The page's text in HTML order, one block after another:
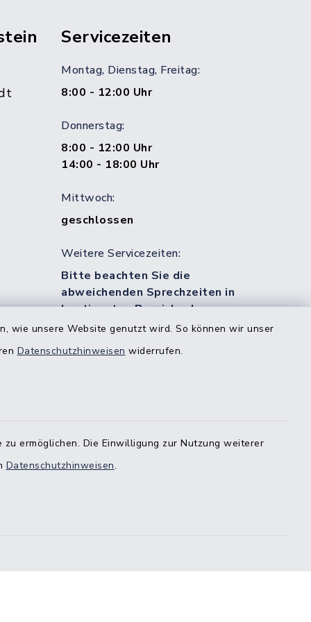
wie unsere Website genutzt wird. So können wir unser
Datenschutzhinweisen widerrufen.
ermöglichen. Die Einwilligung zur Nutzung weiterer
Datenschutzhinweisen.
Servicezeiten
Montag, Dienstag, Freitag:
8:00 - 12:00 Uhr
Donnerstag:
8:00 - 12:00 Uhr
14:00 - 18:00 Uhr
Mittwoch:
geschlossen
Weitere Servicezeiten:
Bitte beachten Sie die
abweichenden Sprechzeiten in
bestimmten Bereichen!